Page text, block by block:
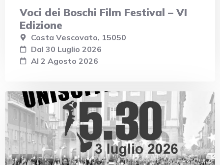
Voci dei Boschi Film Festival – VI
Edizione
Costa Vescovato, 15050
Dal 30 Luglio 2026
Al 2 Agosto 2026